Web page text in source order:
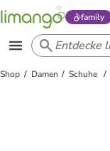
family
Shop Damen Schuhe